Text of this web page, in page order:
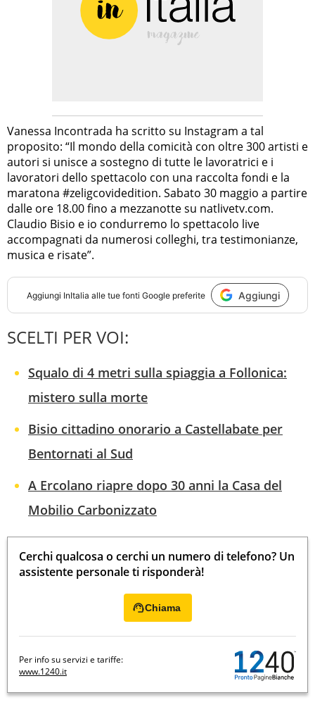
Vanessa Incontrada ha scritto su Instagram a tal
proposito: “Il mondo della comicità con oltre 300 artisti e
autori si unisce a sostegno di tutte le lavoratrici e i
lavoratori dello spettacolo con una raccolta fondi e la
maratona #zeligcovidedition. Sabato 30 maggio a partire
dalle ore 18.00 fino a mezzanotte su natlivetv.com.
Claudio Bisio e io condurremo lo spettacolo live
accompagnati da numerosi colleghi, tra testimonianze,
musica e risate”.
Aggiungi InItalia alle tue fonti Google preferite Aggiungi
SCELTI PER VOI:
Squalo di 4 metri sulla spiaggia a Follonica:
mistero sulla morte
Bisio cittadino onorario a Castellabate per
Bentornati al Sud
A Ercolano riapre dopo 30 anni la Casa del
Mobilio Carbonizzato
Cerchi qualcosa o cerchi un numero di telefono? Un
assistente personale ti risponderà!
Chiama
Per info su servizi e tariffe:
www.1240.it